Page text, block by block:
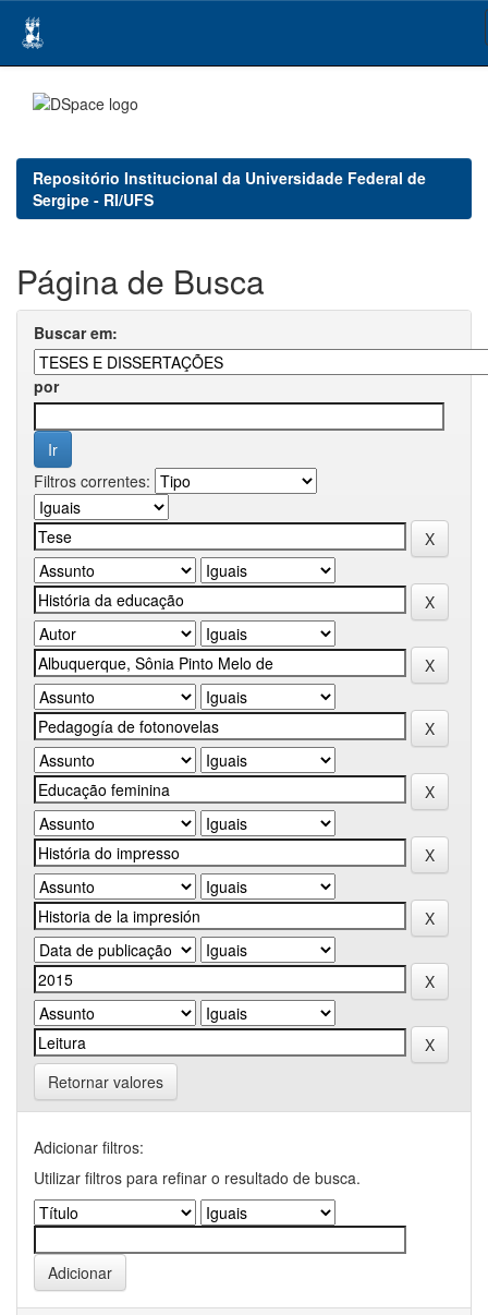
navigation
Repositório Institucional da Universidade Federal de
Sergipe - RI/UFS
Página de Busca
Buscar em:
por
Filtros correntes:
Retornar valores
Adicionar filtros:
Utilizar filtros para refinar o resultado de busca.